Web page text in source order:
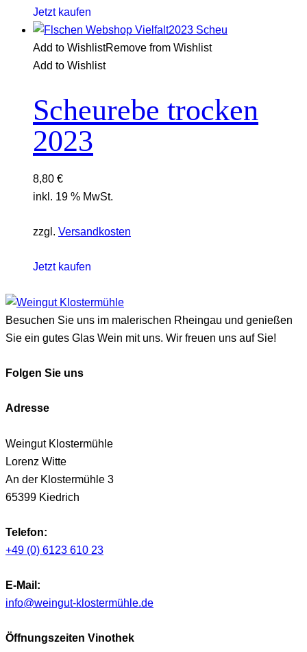
Jetzt kaufen
Add to WishlistRemove from Wishlist
Add to Wishlist
Scheurebe trocken
2023
8,80 €
inkl. 19 % MwSt.
zzgl. Versandkosten
Jetzt kaufen
Besuchen Sie uns im malerischen Rheingau und genießen
Sie ein gutes Glas Wein mit uns. Wir freuen uns auf Sie!
Folgen Sie uns
Adresse
Weingut Klostermühle
Lorenz Witte
An der Klostermühle 3
65399 Kiedrich
Telefon:
+49 (0) 6123 610 23
E-Mail:
info@weingut-klostermühle.de
Öffnungszeiten Vinothek